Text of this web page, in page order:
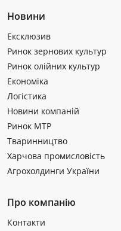
Новини
Ексклюзив
Ринок зернових культур
Ринок олійних культур
Економіка
Логістика
Новини компаній
Ринок МТР
Тваринництво
Харчова промисловість
Агрохолдинги України
Про компанію
Контакти